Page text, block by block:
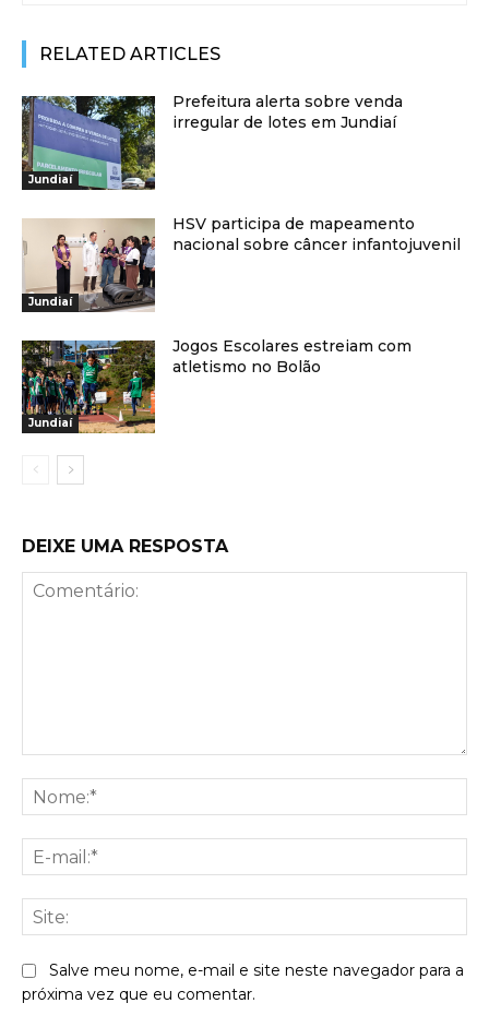
RELATED ARTICLES
Jundiaí
Prefeitura alerta sobre venda
irregular de lotes em Jundiaí
Jundiaí
HSV participa de mapeamento
nacional sobre câncer infantojuvenil
Jundiaí
Jogos Escolares estreiam com
atletismo no Bolão
DEIXE UMA RESPOSTA
Salve meu nome, e-mail e site neste navegador para a
próxima vez que eu comentar.